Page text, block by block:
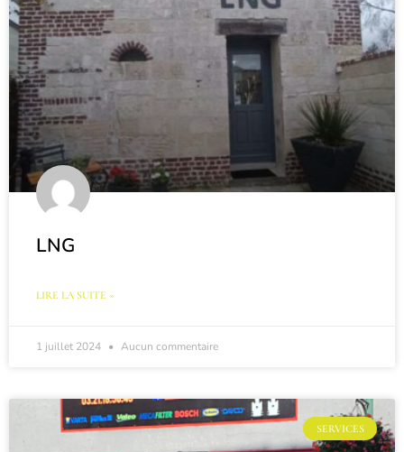
LNG
LIRE LA SUITE »
1 juillet 2024 Aucun commentaire
SERVICES